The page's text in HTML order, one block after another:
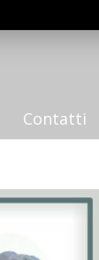
Contatti